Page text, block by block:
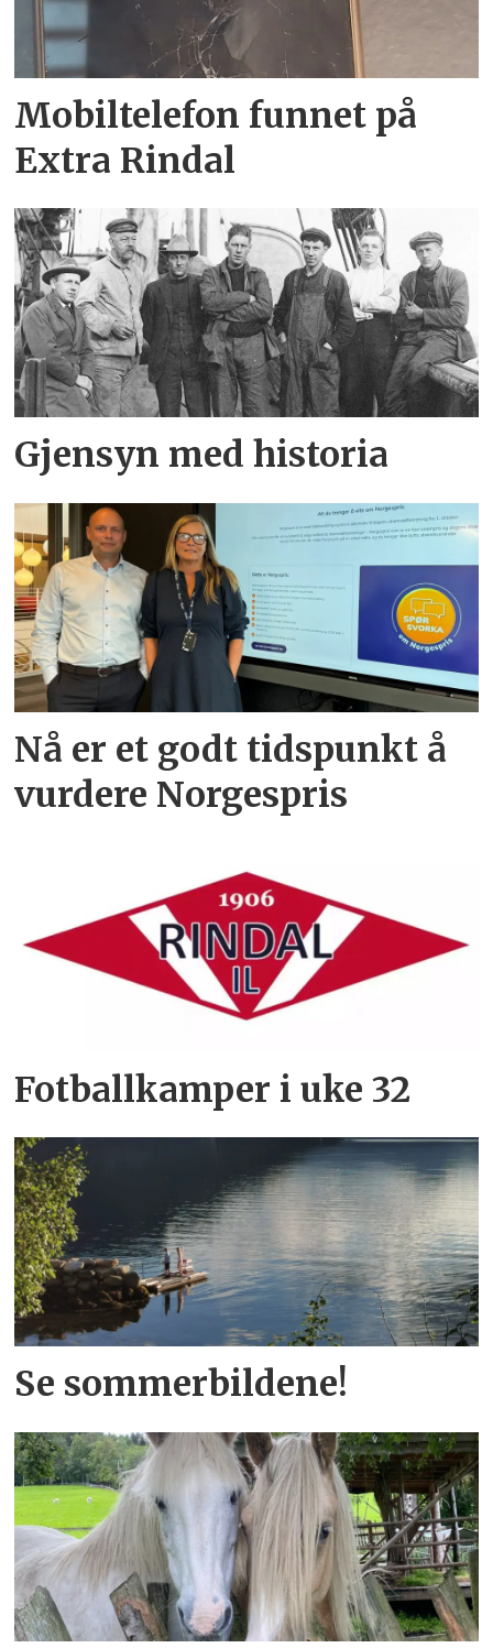
Mobiltelefon funnet på
Extra Rindal
Gjensyn med historia
Nå er et godt tidspunkt å
vurdere Norgespris
Fotballkamper i uke 32
Se sommerbildene!